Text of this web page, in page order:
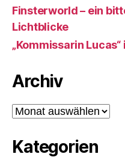
Finsterworld – ein
Lichtblicke
„Kommissarin
Archiv
Archiv
Kategorien